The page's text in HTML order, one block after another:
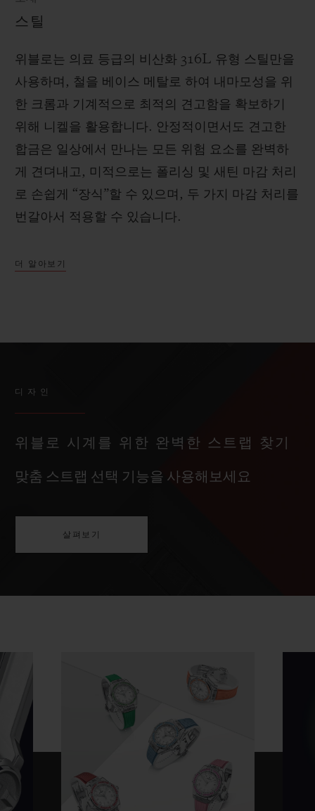
스틸
위블로는 의료 등급의 비산화 316L 유형 스틸만을
사용하며, 철을 베이스 메탈로 하여 내마모성을 위
한 크롬과 기계적으로 최적의 견고함을 확보하기
위해 니켈을 활용합니다. 안정적이면서도 견고한
합금은 일상에서 만나는 모든 위험 요소를 완벽하
게 견뎌내고, 미적으로는 폴리싱 및 새틴 마감 처리
로 손쉽게 “장식”할 수 있으며, 두 가지 마감 처리를
번갈아서 적용할 수 있습니다.
더 알아보기
디자인
위블로 시계를 위한 완벽한 스트랩 찾기
맞춤 스트랩 선택 기능을 사용해보세요
살펴보기